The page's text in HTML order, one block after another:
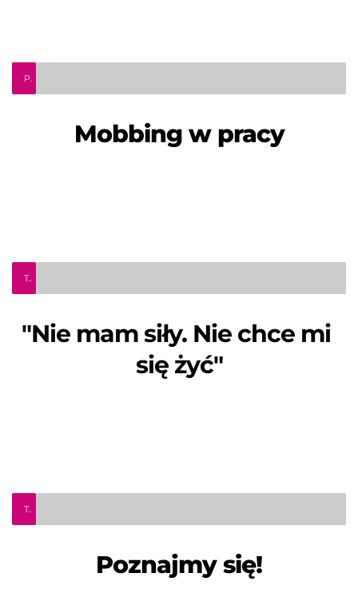
Prawo do Porady. Mobbing w pracy
Mobbing w pracy
TeleInfo Pro Civium - "Nie mam siły. Nie chce mi się żyć"
"Nie mam siły. Nie chce mi
się żyć"
Teleinfo Pro Civium - wydanie specjalne - poznajmy się!
Poznajmy się!